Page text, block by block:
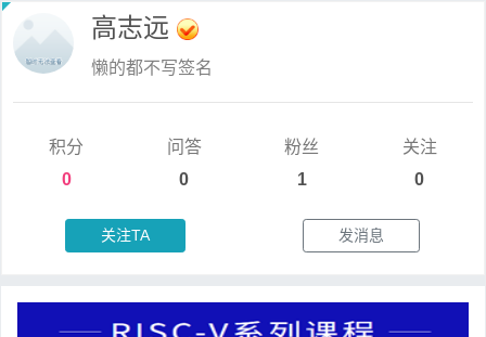
高志远
懒的都不写签名
积分
0
问答
0
粉丝
1
关注
0
关注TA 发消息